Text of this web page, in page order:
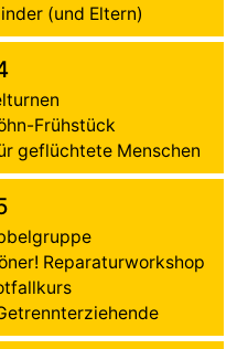
(und Eltern)
Frühstück
geflüchtete Menschen
Reparaturworkshop